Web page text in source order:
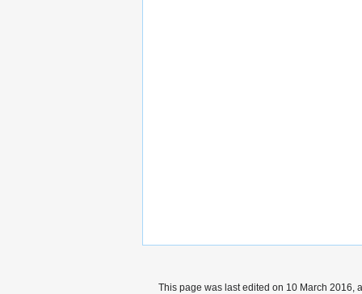
This page was last edited on 10 March 2016,